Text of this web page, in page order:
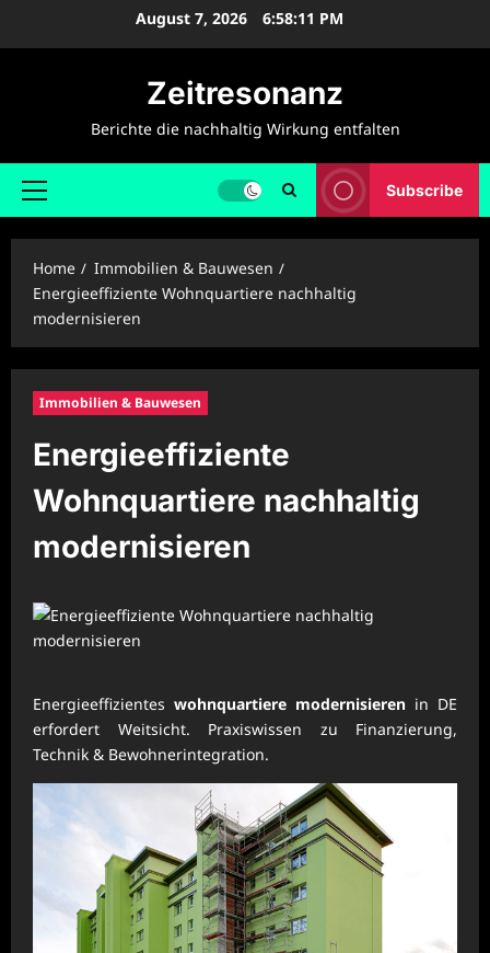
August 7, 2026 6:58:11 PM
Zeitresonanz
Berichte die nachhaltig Wirkung entfalten
Primary
Subscribe
Home
Immobilien & Bauwesen
Energieeffiziente Wohnquartiere nachhaltig
modernisieren
Immobilien & Bauwesen
Energieeffiziente
Wohnquartiere nachhaltig
modernisieren
Energieeffizientes wohnquartiere modernisieren in DE
erfordert Weitsicht. Praxiswissen zu Finanzierung,
Technik & Bewohnerintegration.